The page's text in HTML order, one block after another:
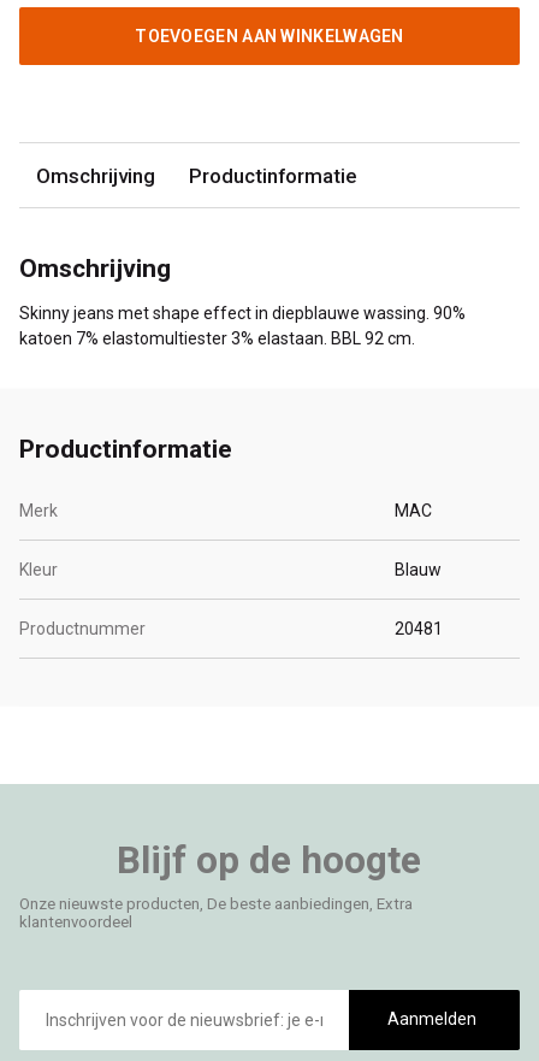
TOEVOEGEN AAN WINKELWAGEN
Omschrijving Productinformatie
Omschrijving
Skinny jeans met shape effect in diepblauwe wassing. 90%
katoen 7% elastomultiester 3% elastaan. BBL 92 cm.
Productinformatie
Merk MAC
Kleur Blauw
Productnummer 20481
Blijf op de hoogte
Onze nieuwste producten, De beste aanbiedingen, Extra
klantenvoordeel
mailadres
Aanmelden